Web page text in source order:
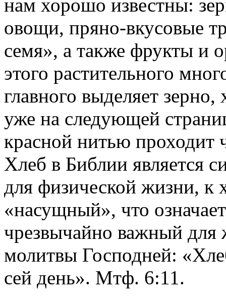
нам хорошо известны:
овощи, пряно-вкусовые
семя», а также фрукты и
этого растительного
главного выделяет
уже на следующей
красной нитью проходит
Хлеб в Библии является
для физической жизни, к
«насущный», что
чрезвычайно важный
молитвы Господней:
сей день». Мтф. 6:11.